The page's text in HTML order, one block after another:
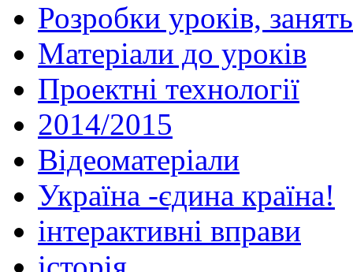
Розробки уроків, занять
Матеріали до уроків
Проектні технології
2014/2015
Відеоматеріали
Україна -єдина країна!
інтерактивні вправи